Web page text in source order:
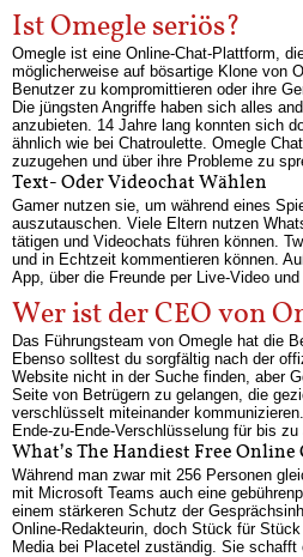
Ist Omegle seriös?
Omegle ist eine Online-Chat-Plattform,
möglicherweise auf bösartige Klone von
Benutzer zu kompromittieren oder ihre
Die jüngsten Angriffe haben sich alles
anzubieten. 14 Jahre lang konnten sich
ähnlich wie bei Chatroulette. Omegle
zuzugehen und über ihre Probleme zu
Text- Oder Videochat Wählen
Gamer nutzen sie, um während eines
auszutauschen. Viele Eltern nutzen
tätigen und Videochats führen können.
und in Echtzeit kommentieren können.
App, über die Freunde per Live-Video
Wer ist der CEO von
Das Führungsteam von Omegle hat die
Ebenso solltest du sorgfältig nach der
Website nicht in der Suche finden, aber
Seite von Betrügern zu gelangen, die
verschlüsselt miteinander
Ende-zu-Ende-Verschlüsselung für bis
What’s The Handiest Free Online
Während man zwar mit 256 Personen
mit Microsoft Teams auch eine
einem stärkeren Schutz der
Online-Redakteurin, doch Stück für
Media bei Placetel zuständig. Sie